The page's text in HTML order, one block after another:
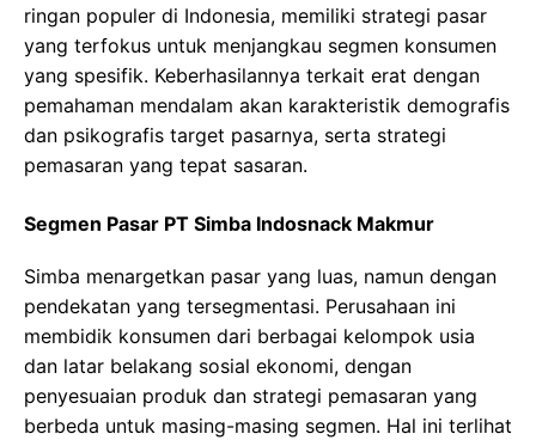
ringan populer di Indonesia, memiliki strategi pasar
yang terfokus untuk menjangkau segmen konsumen
yang spesifik. Keberhasilannya terkait erat dengan
pemahaman mendalam akan karakteristik demografis
dan psikografis target pasarnya, serta strategi
pemasaran yang tepat sasaran.
Segmen Pasar PT Simba Indosnack Makmur
Simba menargetkan pasar yang luas, namun dengan
pendekatan yang tersegmentasi. Perusahaan ini
membidik konsumen dari berbagai kelompok usia
dan latar belakang sosial ekonomi, dengan
penyesuaian produk dan strategi pemasaran yang
berbeda untuk masing-masing segmen. Hal ini terlihat